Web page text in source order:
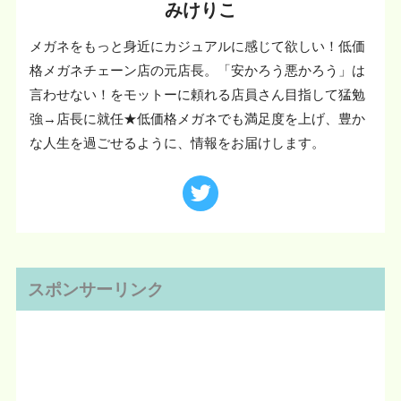
みけりこ
メガネをもっと身近にカジュアルに感じて欲しい！低価
格メガネチェーン店の元店長。「安かろう悪かろう」は
言わせない！をモットーに頼れる店員さん目指して猛勉
強→店長に就任★低価格メガネでも満足度を上げ、豊か
な人生を過ごせるように、情報をお届けします。
スポンサーリンク